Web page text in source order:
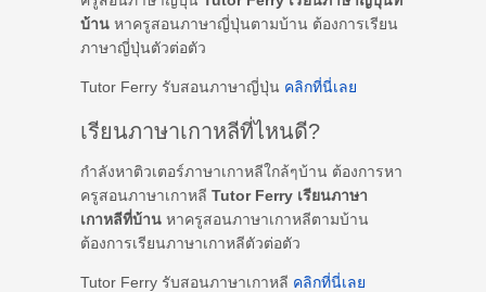
บ้าน หาครูสอนภาษาญี่ปุ่นตามบ้าน ต้องการเรียน
ภาษาญี่ปุ่นตัวต่อตัว
Tutor Ferry รับสอนภาษาญี่ปุ่น คลิกที่นี่เลย
เรียนภาษาเกาหลีที่ไหนดี?
กำลังหาติวเตอร์ภาษาเกาหลีใกล้ๆบ้าน ต้องการหา
ครูสอนภาษาเกาหลี Tutor Ferry เรียนภาษา
เกาหลีที่บ้าน หาครูสอนภาษาเกาหลีตามบ้าน
ต้องการเรียนภาษาเกาหลีตัวต่อตัว
Tutor Ferry รับสอนภาษาเกาหลี คลิกที่นี่เลย